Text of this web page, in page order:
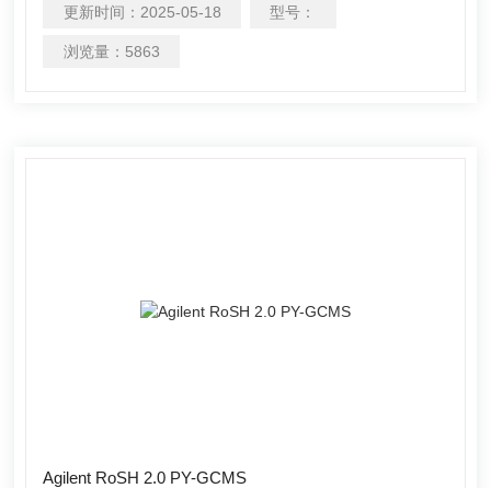
全、毒理学和法医 学等领域日益严苛的应用需求。我们的为
实际样品分析而优化设计的 GC/GCMS 系统，灵敏稳健，快
更新时间： 2025-05-18 型号：
浏览量： 5863
Agilent RoSH 2.0 PY-GCMS